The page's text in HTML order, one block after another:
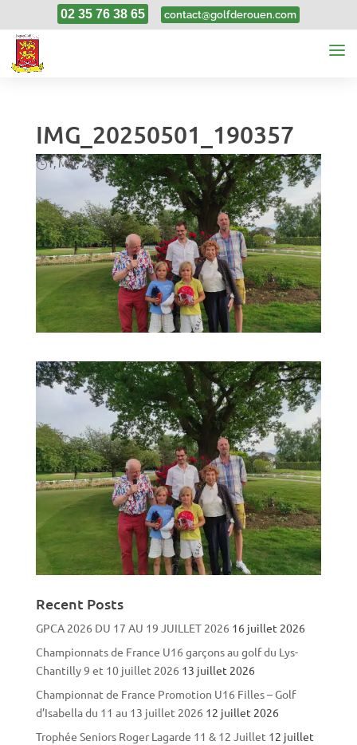
02 35 76 38 65 contact@golfderouen.com
IMG_20250501_190357
1, Mai, 2025
Recent Posts
GPCA 2026 DU 17 AU 19 JUILLET 2026 16 juillet 2026
Championnats de France U16 garçons au golf du Lys-
Chantilly 9 et 10 juillet 2026 13 juillet 2026
Championnat de France Promotion U16 Filles – Golf
d’Isabella du 11 au 13 juillet 2026 12 juillet 2026
Trophée Seniors Roger Lagarde 11 & 12 Juillet 12 juillet